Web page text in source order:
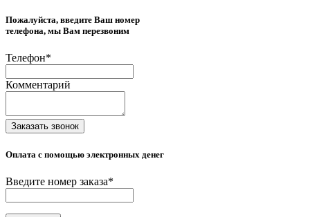
Пожалуйста, введите Ваш номер
телефона, мы Вам перезвоним
Телефон*
Комментарий
Заказать звонок
Оплата с помощью электронных денег
Введите номер заказа*